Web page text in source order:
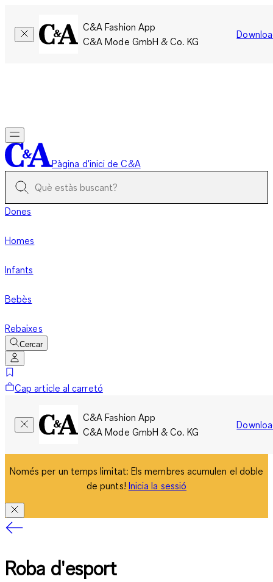
C&A Fashion App
C&A Mode GmbH & Co. KG
Pàgina d'inici de C&A
Dones
Homes
Infants
Bebès
Rebaixes
Cercar
Cap article al carretó
C&A Fashion App
C&A Mode GmbH & Co. KG
Només per un temps limitat: Els membres acumulen el doble
de punts! Inicia la sessió
Roba d'esport